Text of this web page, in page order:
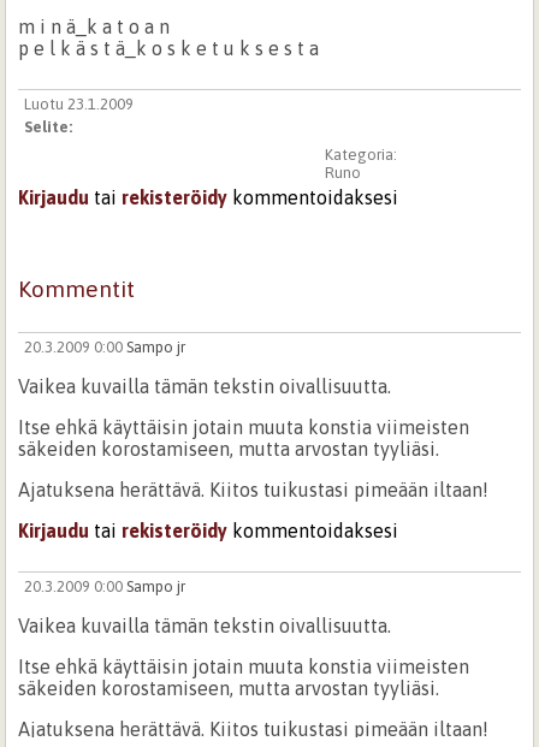
m i n ä_k a t o a n
p e l k ä s t ä_k o s k e t u k s e s t a
Luotu 23.1.2009
Selite:
Kategoria:
Runo
Kirjaudu tai rekisteröidy kommentoidaksesi
Kommentit
20.3.2009 0:00 Sampo jr
Vaikea kuvailla tämän tekstin oivallisuutta.
Itse ehkä käyttäisin jotain muuta konstia viimeisten
säkeiden korostamiseen, mutta arvostan tyyliäsi.
Ajatuksena herättävä. Kiitos tuikustasi pimeään iltaan!
Kirjaudu tai rekisteröidy kommentoidaksesi
20.3.2009 0:00 Sampo jr
Vaikea kuvailla tämän tekstin oivallisuutta.
Itse ehkä käyttäisin jotain muuta konstia viimeisten
säkeiden korostamiseen, mutta arvostan tyyliäsi.
Ajatuksena herättävä. Kiitos tuikustasi pimeään iltaan!